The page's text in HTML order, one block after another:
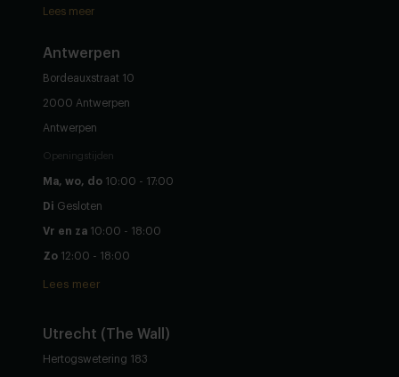
Lees meer
Antwerpen
Bordeauxstraat 10
2000 Antwerpen
Antwerpen
Openingstijden
Ma, wo, do 10:00 - 17:00
Di Gesloten
Vr en za 10:00 - 18:00
Zo 12:00 - 18:00
Lees meer
Utrecht (The Wall)
Hertogswetering 183